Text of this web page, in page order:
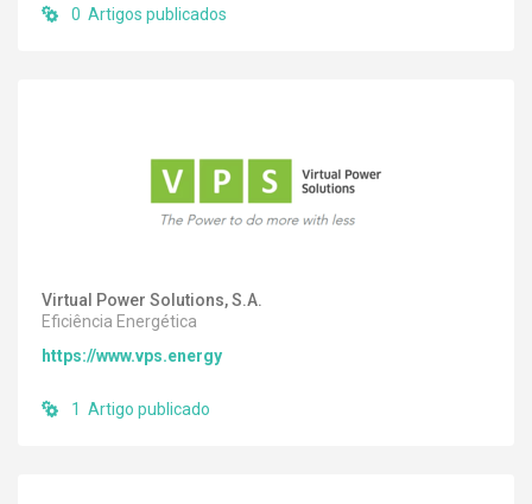
0 Artigos publicados
Virtual Power Solutions, S.A.
Eficiência Energética
https://www.vps.energy
1 Artigo publicado